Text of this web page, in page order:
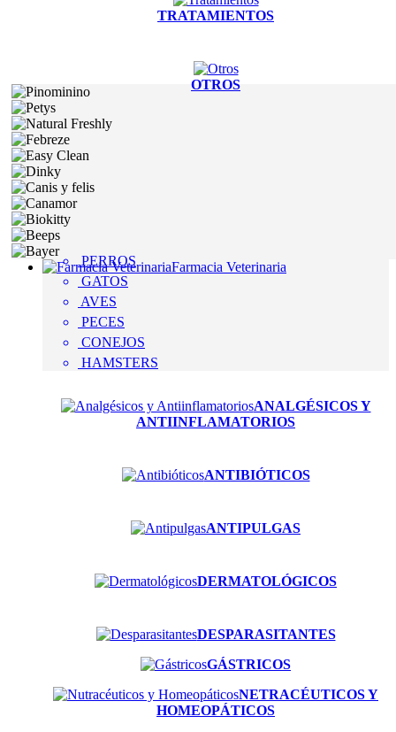
TRATAMIENTOS
OTROS
Farmacia Veterinaria
PERROS
GATOS
AVES
PECES
CONEJOS
HAMSTERS
ANALGÉSICOS Y
ANTIINFLAMATORIOS
ANTIBIÓTICOS
ANTIPULGAS
DERMATOLÓGICOS
DESPARASITANTES
GÁSTRICOS
NETRACÉUTICOS Y
HOMEOPÁTICOS